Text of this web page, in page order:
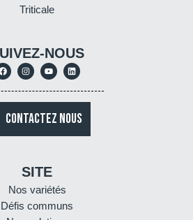
Triticale
NOUS
CONTACTEZ NOUS
SITE
Nos variétés
Défis communs